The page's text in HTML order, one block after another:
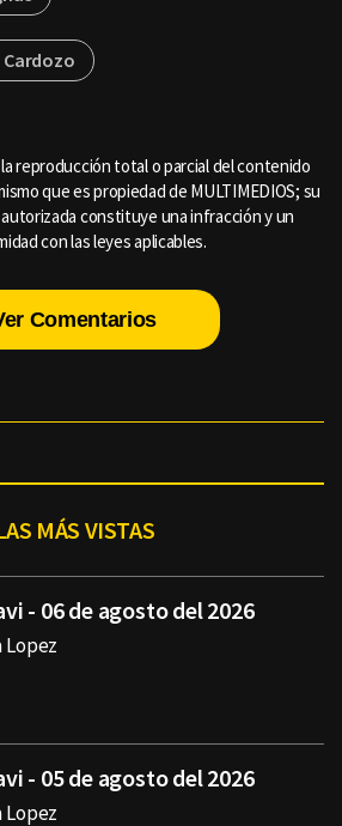
reproducción total o parcial del contenido
que es propiedad de MULTIMEDIOS; su
constituye una infracción y un
con las leyes aplicables.
Comentarios
MÁS VISTAS
- 06 de agosto del 2026
Lopez
- 05 de agosto del 2026
Lopez